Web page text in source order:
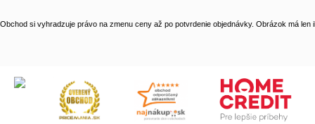
Obchod si vyhradzuje právo na zmenu ceny až po potvrdenie objednávky. Obrázok má len